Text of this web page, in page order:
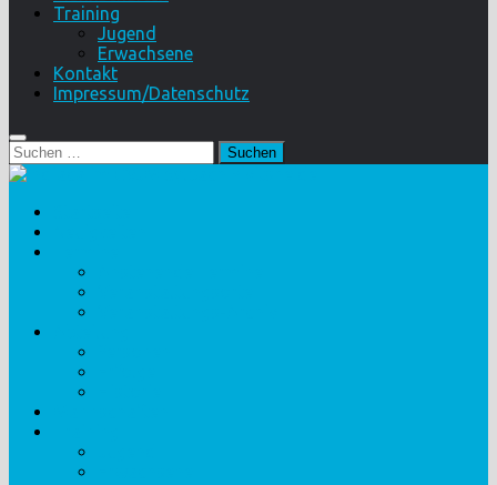
Training
Jugend
Erwachsene
Kontakt
Impressum/Datenschutz
Suchen
nach: